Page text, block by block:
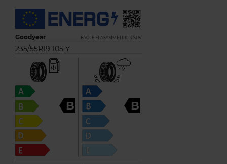
Goodyear EAGLE F1 ASYMMETRIC 3 SUV
235/55R19 105 Y
B B